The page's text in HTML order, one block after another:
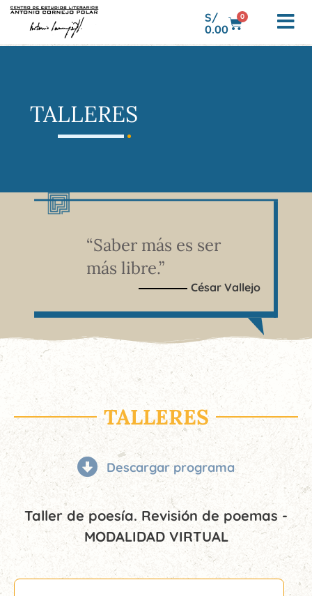
S/
0.00
0
TALLERES
“Saber más es ser
más libre.”
César Vallejo
TALLERES
Descargar programa
Taller de poesía. Revisión de poemas -
MODALIDAD VIRTUAL